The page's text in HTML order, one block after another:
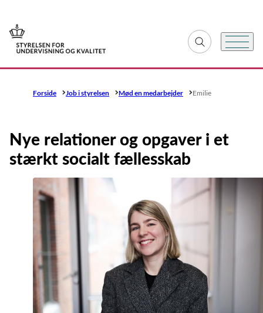
Gå til forsiden Fold søgefelt ud
Menu
Forside Job i styrelsen Mød en medarbejder Emilie
Nye relationer og opgaver i et
stærkt socialt fællesskab